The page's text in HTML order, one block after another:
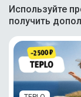
Используйте
получить